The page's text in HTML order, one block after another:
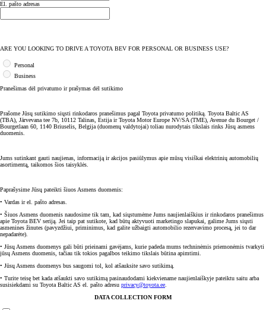
El. pašto adresas
ARE YOU LOOKING TO DRIVE A TOYOTA BEV FOR PERSONAL OR BUSINESS USE?
Personal
Business
Pranešimas dėl privatumo ir prašymas dėl sutikimo
Prašome Jūsų sutikimo siųsti rinkodaros pranešimus pagal Toyota privatumo politiką. Toyota Baltic AS
(TBA), Järvevana tee 7b, 10112 Talinas, Estija ir Toyota Motor Europe NV/SA (TME), Avenue du Bourget /
Bourgetlaan 60, 1140 Briuselis, Belgija (duomenų valdytojai) toliau nurodytais tikslais rinks Jūsų asmens
duomenis.
Jums sutinkant gauti naujienas, informaciją ir akcijos pasiūlymus apie mūsų visiškai elektrinių automobilių
asortimentą, taikomos šios taisyklės.
Paprašysime Jūsų pateikti šiuos Asmens duomenis:
• Vardas ir el. pašto adresas.
• Šiuos Asmens duomenis naudosime tik tam, kad siųstumėme Jums naujienlaiškius ir rinkodaros pranešimus
apie Toyota BEV seriją. Jei taip pat sutikote, kad būtų aktyvuoti marketingo slapukai, galime Jums siųsti
asmenines žinutes (pavyzdžiui, priminimus, kad galite užbaigti automobilio rezervavimo procesą, jei to dar
nepadarėte).
• Jūsų Asmens duomenys gali būti prieinami gavėjams, kurie padeda mums techninėmis priemonėmis tvarkyti
jūsų Asmens duomenis, tačiau tik tokios pagalbos teikimo tikslais būtina apimtimi.
• Jūsų Asmens duomenys bus saugomi tol, kol atšauksite savo sutikimą.
• Turite teisę bet kada atšaukti savo sutikimą pasinaudodami kiekviename naujienlaiškyje pateiktu saitu arba
susisiekdami su Toyota Baltic AS el. pašto adresu privacy@toyota.ee.
DATA COLLECTION FORM